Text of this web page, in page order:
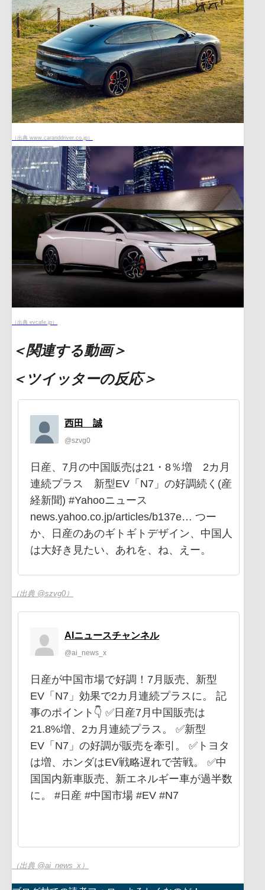
（出典 www.caranddriver.co.jp）
（出典 evcafe.jp）
＜関連する動画＞
＜ツイッターの反応＞
西田 誠
@szvg0
日産、7月の中国販売は21・8％増 2カ月
連続プラス 新型EV「N7」の好調続く(産
経新聞) #Yahooニュース
news.yahoo.co.jp/articles/b137e… つー
か、日産のあのギトギトデザイン、中国人
は大好き見たい、あれを、ね、えー。
（出典 @szvg0）
AIニュースチャンネル
@ai_news_x
日産が中国市場で好調！7月販売、新型
EV「N7」効果で2カ月連続プラスに。 記
事のポイント👇 ✅日産7月中国販売は
21.8%増、2カ月連続プラス。 ✅新型
EV「N7」の好調が販売を牽引。 ✅トヨタ
は増、ホンダはEV戦略遅れで苦戦。 ✅中
国国内新車販売、新エネルギー車が過半数
に。 #日産 #中国市場 #EV #N7
（出典 @ai_news_x）